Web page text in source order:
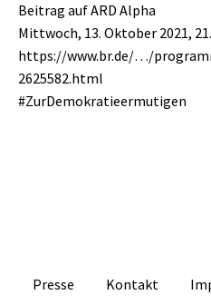
Beitrag auf ARD Alpha
Mittwoch, 13. Oktober 2021,
https://www.br.de/…/
2625582.html
#ZurDemokratieermutigen
Presse Kontakt